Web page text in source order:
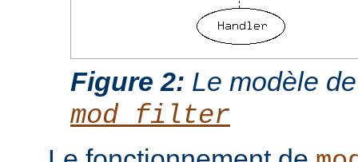
Figure 2: Le modèle
mod_filter